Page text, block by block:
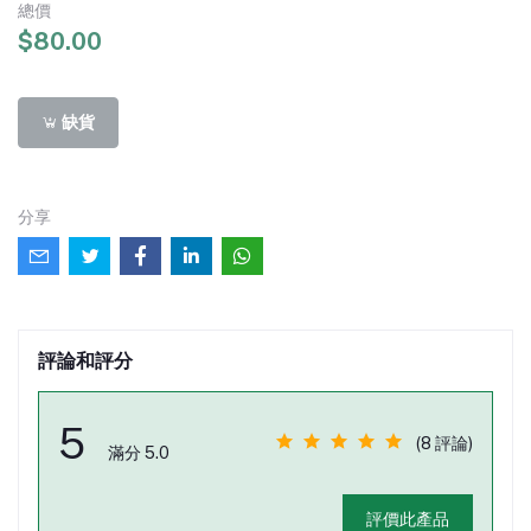
總價
$80.00
缺貨
分享
評論和評分
5 滿分 5.0
(8 評論)
評價此產品